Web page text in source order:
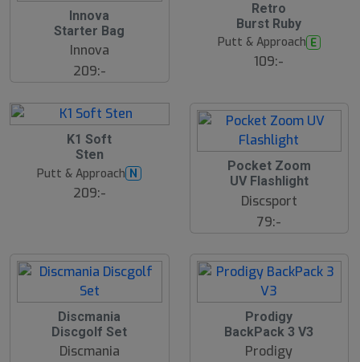
Innova
Starter Bag
Innova
209:-
Retro
Burst Ruby
Putt & Approach E
109:-
K1 Soft
Sten
Putt & Approach N
209:-
Pocket Zoom
UV Flashlight
Discsport
79:-
Discmania
Discgolf Set
Discmania
Prodigy
BackPack 3 V3
Prodigy